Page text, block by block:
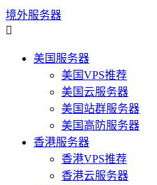
境外服务器

美国服务器
美国VPS推荐
美国云服务器
美国站群服务器
美国高防服务器
香港服务器
香港VPS推荐
香港云服务器